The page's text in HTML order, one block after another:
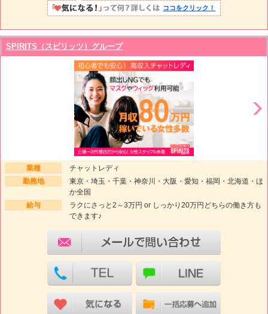
ココをクリック！
SPIRITS（スピリッツ）グループ
業種
チャットレディ
勤務地
東京・埼玉・千葉・神奈川・大阪・愛知・福岡・北海道・ほ
か全国
給与
ラクにさっと2～3万円 or しっかり20万円どちらの働き方も
できます♪